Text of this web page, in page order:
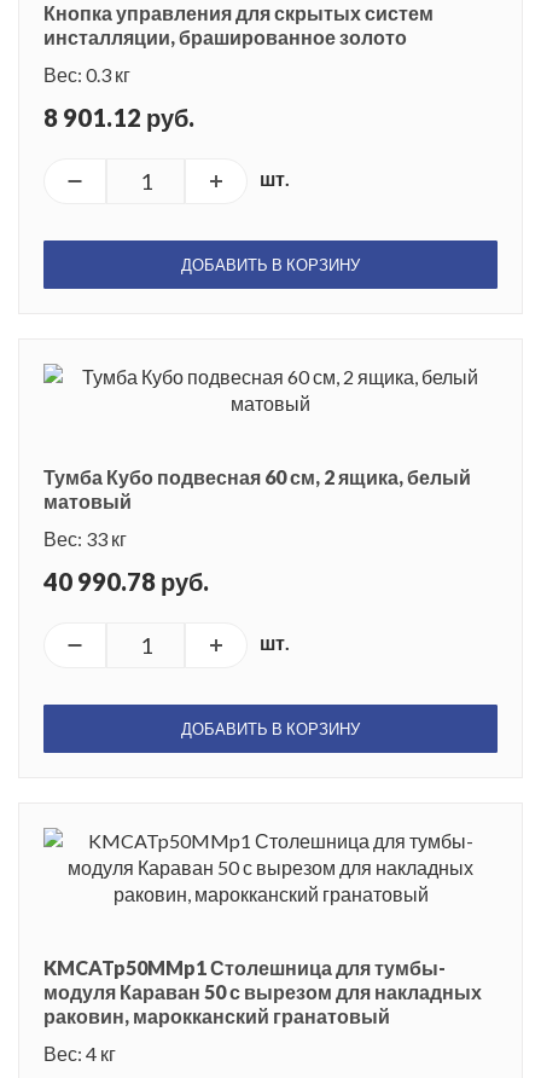
Кнопка управления для скрытых систем
инсталляции, брашированное золото
Вес: 0.3 кг
8 901.12 руб.
шт.
ДОБАВИТЬ В КОРЗИНУ
Тумба Кубо подвесная 60 см, 2 ящика, белый
матовый
Вес: 33 кг
40 990.78 руб.
шт.
ДОБАВИТЬ В КОРЗИНУ
KMCATp50MMp1 Столешница для тумбы-
модуля Караван 50 с вырезом для накладных
раковин, марокканский гранатовый
Вес: 4 кг